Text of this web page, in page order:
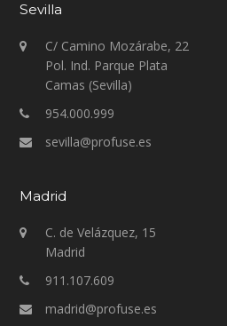
Sevilla
C/ Camino Mozárabe, 22
Pol. Ind. Parque Plata
Camas (Sevilla)
954.000.999
sevilla@profuse.es
Madrid
C. de Velázquez, 15
Madrid
911.107.609
madrid@profuse.es